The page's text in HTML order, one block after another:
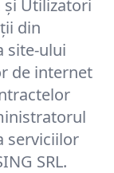
Utilizatori
din
site-ului
de internet
serviciilor
SRL.